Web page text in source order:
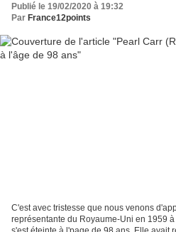
Publié le 19/02/2020 à 19:32
Par France12points
C'est avec tristesse que nous venons
représentante du Royaume-Uni en 1959